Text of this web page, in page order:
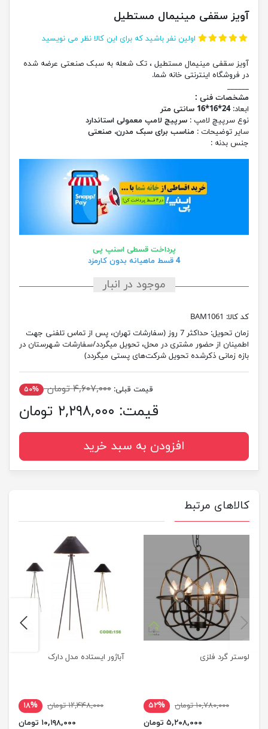
آویز سقفی مینیمال مستطیل
اولین نفر باشید که برای این کالا نظر می نویسید
آویز سقفی مینیمال مستطیل ، تک شعله به سبک صنعتی عرضه شده
در فروشگاه اینترنتی خانه شما.
______
مشخصات فنی :
ابعاد:24*16*16 سانتی متر
نوع سرپیچ لامپ : سرپیچ لامپ معمولی استاندارد
سایر توضیحات : مناسب برای سبک مدرن، صنعتی
جنس بدنه :
پرداخت قسطی اسنپ پی
4 قسط ماهیانه بدون کارمزد
موجود در انبار
کد کالا: BAM1061
زمان تحویل:
حداکثر 7 روز (سفارشات تهران، پس از تماس تلفنی جهت
اطمینان از حضور مشتری در محل، تحویل میگردد/سفارشات شهرستان در
بازه زمانی ذکرشده تحویل شرکت‌های پستی میگردد)
قیمت قبلی: ۴,۶۰۷,۰۰۰ تومان ۵۰%
قیمت: ۲,۲۹۸,۰۰۰ تومان
افزودن به سبد خرید
کالاهای مرتبط
لوستر گرد فلزی
۱۰,۷۸۰,۰۰۰ تومان
۵۲%
۵,۲۰۸,۰۰۰ تومان
آباژور ایستاده مدل دارک
۱۲,۴۴۸,۰۰۰ تومان
۱۸%
۱۰,۱۹۸,۰۰۰ تومان
previus